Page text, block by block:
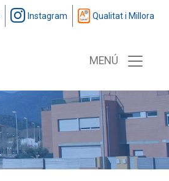
Instagram Qualitat i Millora
MENÚ